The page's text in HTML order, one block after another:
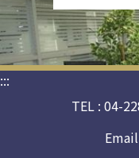
:::
TEL : 04-